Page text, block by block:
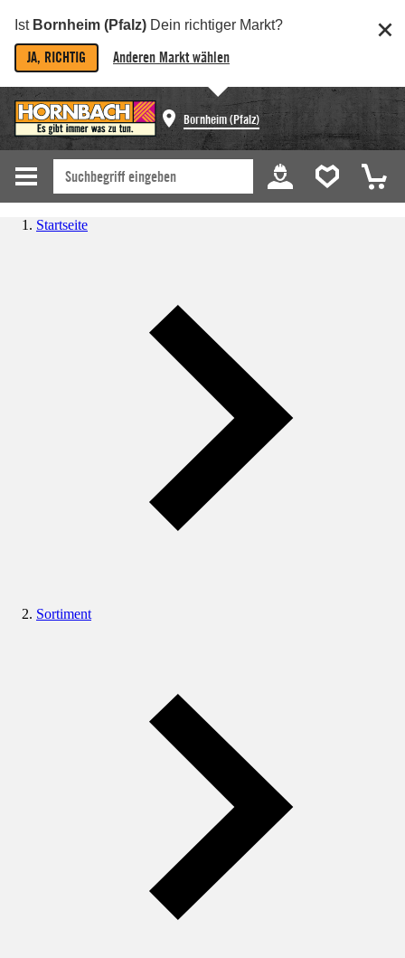
Ist Bornheim (Pfalz) Dein richtiger Markt?
JA, RICHTIG Anderen Markt wählen
Bornheim (Pfalz)
Startseite
Sortiment